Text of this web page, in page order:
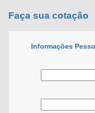
Faça sua cotação
Informações